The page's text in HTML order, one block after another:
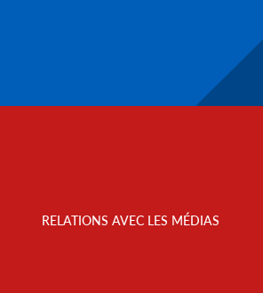
RELATIONS AVEC LES MÉDIAS